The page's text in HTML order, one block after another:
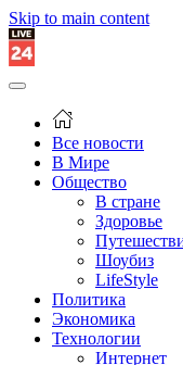
Skip to main content
Все новости
В Мире
Общество
В стране
Здоровье
Шоубиз
LifeStyle
Политика
Экономика
Технологии
Интернет